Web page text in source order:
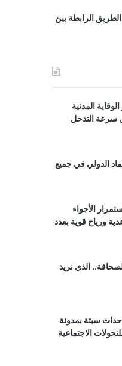
الرابطة بين
المدنية
سرعة التدخل
الدولي في جميع
الأجواء
ورياح قوية بعدد
الذي نريد
سبتة بمدونة
الاجتماعية